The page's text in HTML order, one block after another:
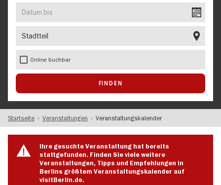
bis
Online buchbar
Startseite Veranstaltungen Veranstaltungskalender
Ihre gesuchte Veranstaltung hat bereits
stattgefunden. Finden Sie viele weitere
Veranstaltungen, Tipps und Empfehlungen in
Berlins größtem Veranstaltungskalender auf
visitBerlin.de.